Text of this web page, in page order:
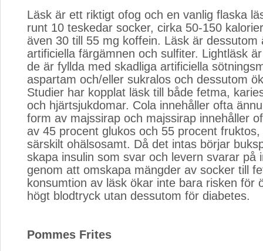
Läsk är ett riktigt ofog och en vanlig flaska
runt 10 teskedar socker, cirka 50-150
även 30 till 55 mg koffein. Läsk är dessutom
artificiella färgämnen och sulfiter. Lightläsk
de är fyllda med skadliga artificiella
aspartam och/eller sukralos och dessutom
Studier har kopplat läsk till både fetma,
och hjärtsjukdomar. Cola innehåller ofta
form av majssirap och majssirap innehåller
av 45 procent glukos och 55 procent
särskilt ohälsosamt. Då det intas börjar
skapa insulin som svar och levern svarar på
genom att omskapa mängder av socker till
konsumtion av läsk ökar inte bara risken för
högt blodtryck utan dessutom för diabetes.
Pommes Frites